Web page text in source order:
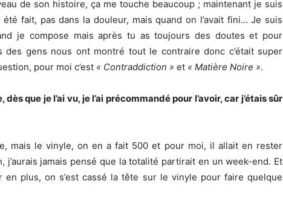
de son histoire, ça me touche beaucoup ; maintenant je suis
fait, pas dans la douleur, mais quand on l’avait fini… Je suis
je compose mais après tu as toujours des doutes et pour
des gens nous ont montré tout le contraire donc c’était super
pour moi c’est « Contraddiction » et « Matière Noire ».
que je l’ai vu, je l’ai précommandé pour l’avoir, car j’étais sûr
mais le vinyle, on en a fait 500 et pour moi, il allait en rester
j’aurais jamais pensé que la totalité partirait en un week-end. Et
plus, on s’est cassé la tête sur le vinyle pour faire quelque